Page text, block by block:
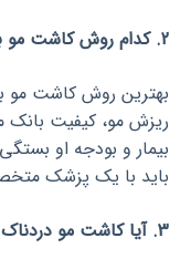
2. کدام روش کاشت مو بهتر است؟
بهترین روش کاشت مو
ریزش مو، کیفیت
بیمار و بودجه او
باید با یک پزشک
3. آیا کاشت مو دردناک است؟